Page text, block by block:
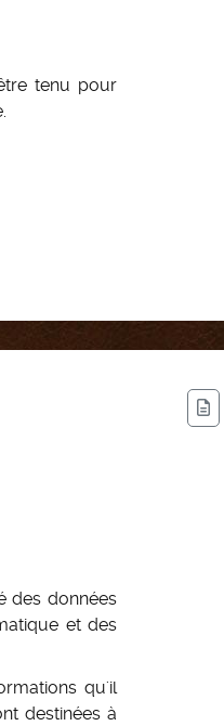
tenu pour
des données
et des
qu'il
destinées à